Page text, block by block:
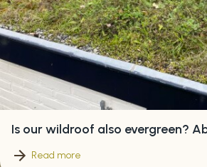
Is our wildroof also evergreen?
Read more